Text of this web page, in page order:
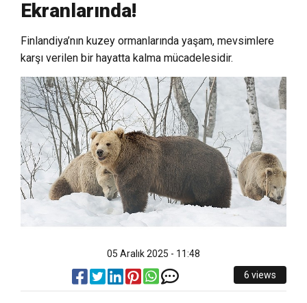
Ekranlarında!
Finlandiya’nın kuzey ormanlarında yaşam, mevsimlere
karşı verilen bir hayatta kalma mücadelesidir.
05 Aralık 2025 - 11:48
6 views